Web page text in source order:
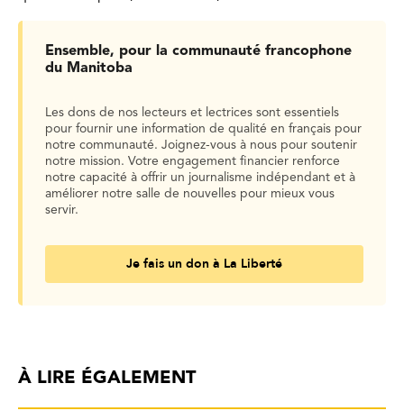
Ensemble, pour la communauté francophone
du Manitoba
Les dons de nos lecteurs et lectrices sont essentiels
pour fournir une information de qualité en français pour
notre communauté. Joignez-vous à nous pour soutenir
notre mission. Votre engagement financier renforce
notre capacité à offrir un journalisme indépendant et à
améliorer notre salle de nouvelles pour mieux vous
servir.
Je fais un don à La Liberté
À LIRE ÉGALEMENT